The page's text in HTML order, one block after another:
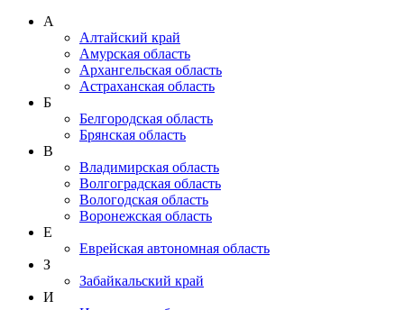
А
Алтайский край
Амурская область
Архангельская область
Астраханская область
Б
Белгородская область
Брянская область
В
Владимирская область
Волгоградская область
Вологодская область
Воронежская область
Е
Еврейская автономная область
З
Забайкальский край
И